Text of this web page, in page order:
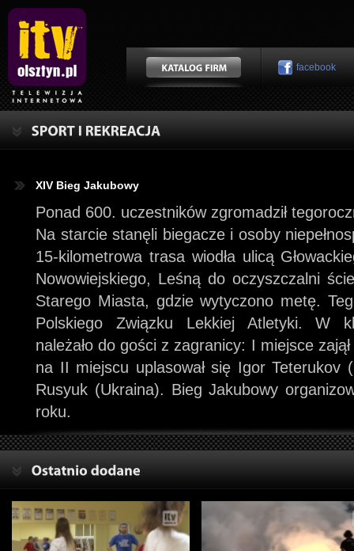
facebook
XIV Bieg Jakubowy
Ponad 600. uczestników zgromadził
Na starcie stanęli biegacze i osoby
15-kilometrowa trasa wiodła ulicą
Nowowiejskiego, Leśną do oczyszczalni
Starego Miasta, gdzie wytyczono metę.
Polskiego Związku Lekkiej Atletyki. W
należało do gości z zagranicy: I miejsce
na II miejscu uplasował się Igor Teterukov
Rusyuk (Ukraina). Bieg Jakubowy
roku.